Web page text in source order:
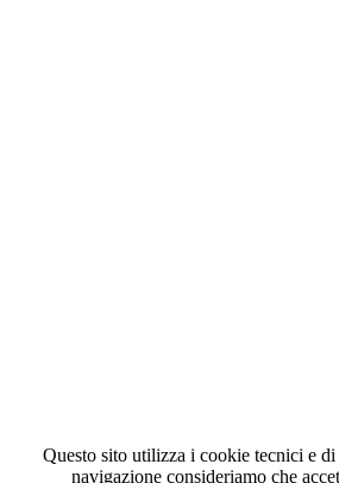
Questo sito utilizza i cookie tecnici e
navigazione consideriamo che